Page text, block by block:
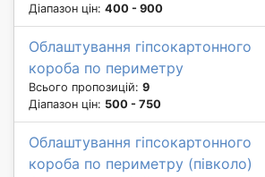
Діапазон цін: 400 - 900
Облаштування гіпсокартонного
короба по периметру
Всього пропозицій: 9
Діапазон цін: 500 - 750
Облаштування гіпсокартонного
короба по периметру (півколо)